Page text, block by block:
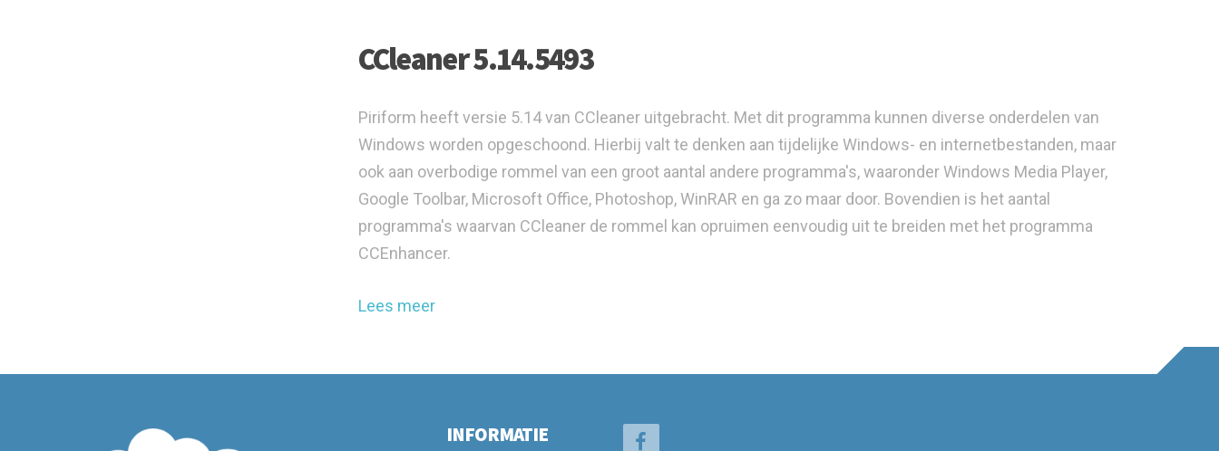
CCleaner 5.14.5493
Piriform heeft versie 5.14 van CCleaner uitgebracht. Met dit programma kunnen diverse onderdelen van
Windows worden opgeschoond. Hierbij valt te denken aan tijdelijke Windows- en internetbestanden, maar
ook aan overbodige rommel van een groot aantal andere programma's, waaronder Windows Media Player,
Google Toolbar, Microsoft Office, Photoshop, WinRAR en ga zo maar door. Bovendien is het aantal
programma's waarvan CCleaner de rommel kan opruimen eenvoudig uit te breiden met het programma
CCEnhancer.
Lees meer
INFORMATIE